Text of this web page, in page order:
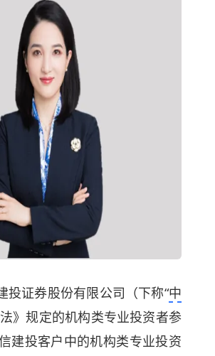
投证券股份有限公司（下称“中
》规定的机构类专业投资者参
建投客户中的机构类专业投资